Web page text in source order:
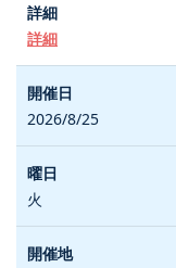
詳細
2026/8/25
火